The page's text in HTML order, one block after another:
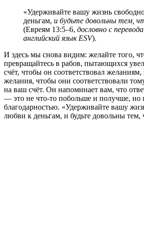
«Удерживайте вашу жизнь
деньгам, и будьте довольны тем,
(Евреям 13:5–6, дословно с
английский язык ESV).
И здесь мы снова видим: желайте того,
превращайтесь в рабов, пытающихся
счёт, чтобы он соответствовал
желания, чтобы они соответствовали
на ваш счёт. Он напоминает вам, что
— это не что-то побольше и получше, но
благодарностью. «Удерживайте вашу
любви к деньгам, и будьте довольны тем,